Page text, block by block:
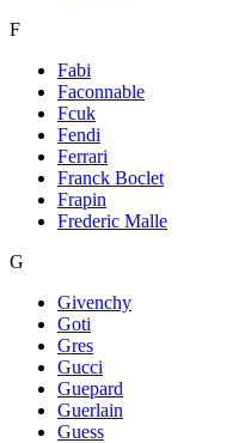
F
Fabi
Faconnable
Fcuk
Fendi
Ferrari
Franck Boclet
Frapin
Frederic Malle
G
Givenchy
Goti
Gres
Gucci
Guepard
Guerlain
Guess